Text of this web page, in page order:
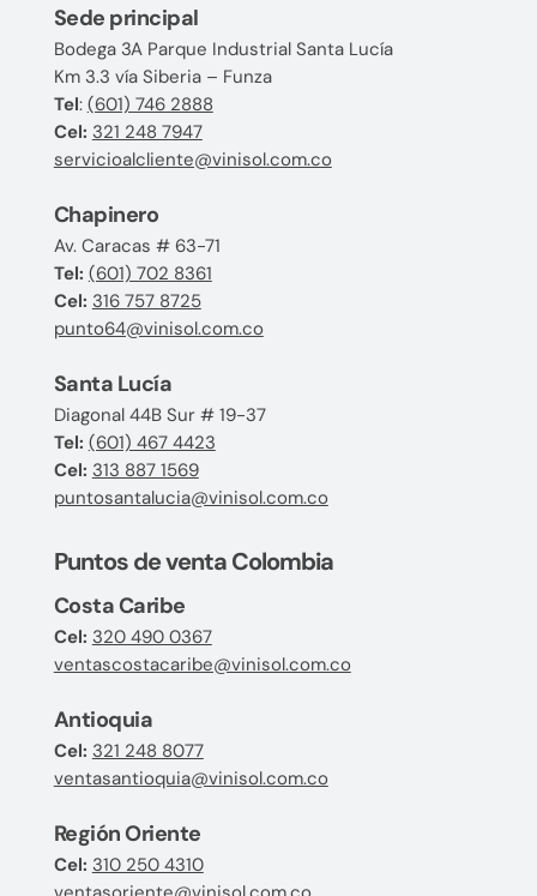
Sede principal
Bodega 3A Parque Industrial Santa Lucía
Km 3.3 vía Siberia – Funza
Tel: (601) 746 2888
Cel: 321 248 7947
servicioalcliente@vinisol.com.co
Chapinero
Av. Caracas # 63-71
Tel: (601) 702 8361
Cel: 316 757 8725
punto64@vinisol.com.co
Santa Lucía
Diagonal 44B Sur # 19-37
Tel: (601) 467 4423
Cel: 313 887 1569
puntosantalucia@vinisol.com.co
Puntos de venta Colombia
Costa Caribe
Cel: 320 490 0367
ventascostacaribe@vinisol.com.co
Antioquia
Cel: 321 248 8077
ventasantioquia@vinisol.com.co
Región Oriente
Cel: 310 250 4310